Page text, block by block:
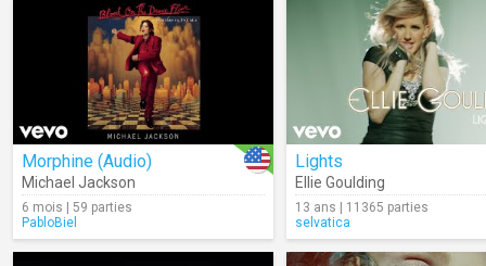
Morphine (Audio)
Michael Jackson
6 mois | 59 parties
PabloBiel
Lights
Ellie Goulding
13 ans | 11365 parties
selvatica